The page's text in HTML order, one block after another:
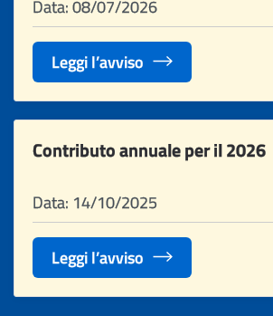
Data: 08/07/2026
Leggi l’avviso
Contributo annuale per il 2026
Data: 14/10/2025
Leggi l’avviso